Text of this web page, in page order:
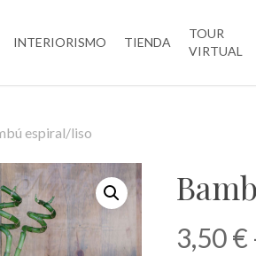
INTERIORISMO TIENDA
TOUR
VIRTUAL
espiral/liso
3,50€